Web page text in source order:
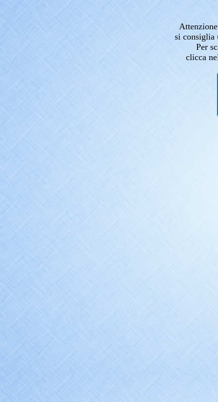
si consiglia
Per
clicca